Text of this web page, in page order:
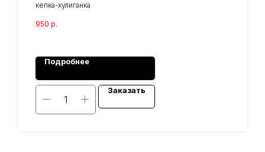
кепка-хулиганка
950 р.
Подробнее
Заказать